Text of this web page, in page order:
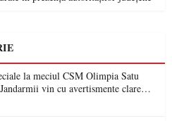
la meciul CSM Olimpia Satu
vin cu avertismente clare